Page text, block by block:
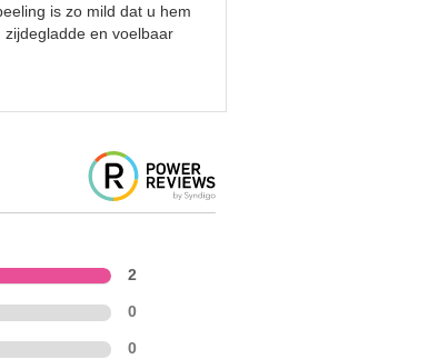
is zo mild dat u hem
en voelbaar
2
0
0